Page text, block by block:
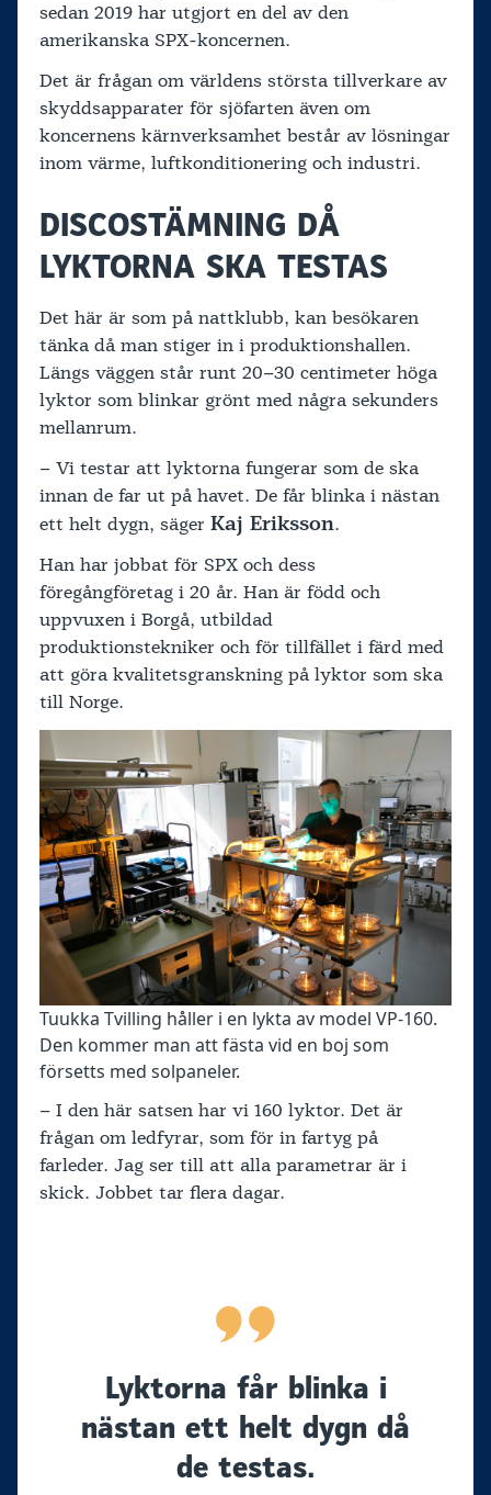
sedan 2019 har utgjort en del av den
amerikanska SPX-koncernen.
Det är frågan om världens största tillverkare av
skyddsapparater för sjöfarten även om
koncernens kärnverksamhet består av lösningar
inom värme, luftkonditionering och industri.
DISCOSTÄMNING DÅ
LYKTORNA SKA TESTAS
Det här är som på nattklubb, kan besökaren
tänka då man stiger in i produktionshallen.
Längs väggen står runt 20–30 centimeter höga
lyktor som blinkar grönt med några sekunders
mellanrum.
– Vi testar att lyktorna fungerar som de ska
innan de far ut på havet. De får blinka i nästan
ett helt dygn, säger Kaj Eriksson.
Han har jobbat för SPX och dess
föregångföretag i 20 år. Han är född och
uppvuxen i Borgå, utbildad
produktionstekniker och för tillfället i färd med
att göra kvalitetsgranskning på lyktor som ska
till Norge.
Tuukka Tvilling håller i en lykta av model VP-160.
Den kommer man att fästa vid en boj som
försetts med solpaneler.
– I den här satsen har vi 160 lyktor. Det är
frågan om ledfyrar, som för in fartyg på
farleder. Jag ser till att alla parametrar är i
skick. Jobbet tar flera dagar.
Lyktorna får blinka i
nästan ett helt dygn då
de testas.